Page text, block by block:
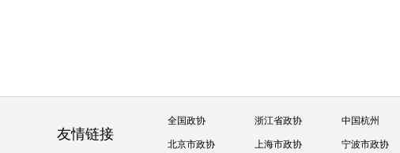
友情链接
全国政协 浙江省政协 中国杭州
北京市政协 上海市政协 宁波市政协